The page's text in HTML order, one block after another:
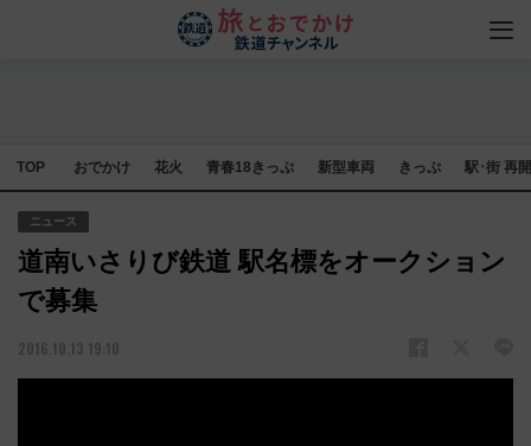
TOP おでかけ 花火 青春18きっぷ 新型車両 きっぷ 駅･街 再
ニュース
道南いさりび鉄道 駅名標をオークション
で募集
2016.10.13 19:10